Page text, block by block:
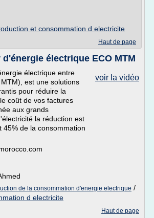
et consommation d electricite
Haut de page
électrique ECO MTM
voir la vidéo
électrique entre
est une solutions
pour réduire la
coût de vos factures
aux grands
la réduction est
45% de la consommation
de la consommation d'energie electrique /
d electricite
Haut de page